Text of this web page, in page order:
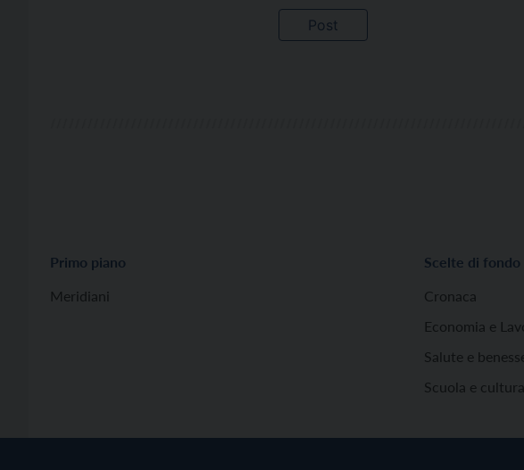
Primo piano
Meridiani
Scelte di fondo
Cronaca
Economia e
Salute e
Scuola e cultura